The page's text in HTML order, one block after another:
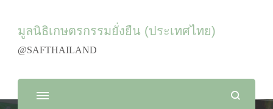
มูลนิธิเกษตรกรรมยั่งยืน (ประเทศไทย)
@SAFTHAILAND